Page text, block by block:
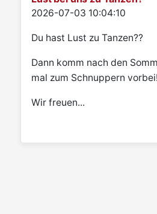
Details
2026-07-03 10:04:10
Du hast Lust zu Tanzen??
Dann komm nach den
mal zum Schnuppern vorbei!
Wir freuen...